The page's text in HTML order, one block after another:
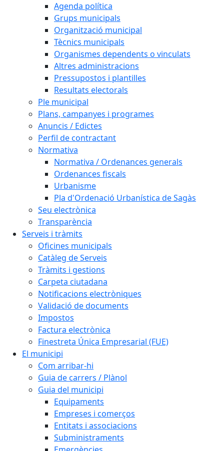
Agenda política
Grups municipals
Organització municipal
Tècnics municipals
Organismes dependents o vinculats
Altres administracions
Pressupostos i plantilles
Resultats electorals
Ple municipal
Plans, campanyes i programes
Anuncis / Edictes
Perfil de contractant
Normativa
Normativa / Ordenances generals
Ordenances fiscals
Urbanisme
Pla d'Ordenació Urbanística de Sagàs
Seu electrònica
Transparència
Serveis i tràmits
Oficines municipals
Catàleg de Serveis
Tràmits i gestions
Carpeta ciutadana
Notificacions electròniques
Validació de documents
Impostos
Factura electrònica
Finestreta Única Empresarial (FUE)
El municipi
Com arribar-hi
Guia de carrers / Plànol
Guia del municipi
Equipaments
Empreses i comerços
Entitats i associacions
Subministraments